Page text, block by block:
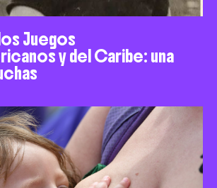
Juegos
y del Caribe: una